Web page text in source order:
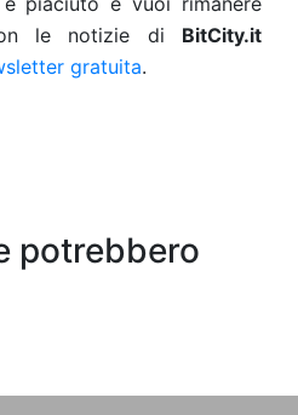
le notizie di BitCity.it
gratuita.
potrebbero